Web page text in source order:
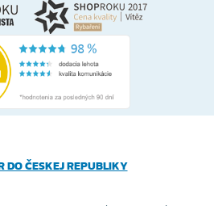
DO ČESKEJ REPUBLIKY